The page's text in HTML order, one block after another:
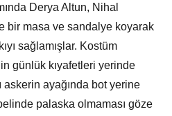
Derya Altun, Nihal
bir masa ve sandalye koyarak
sağlamışlar. Kostüm
günlük kıyafetleri yerinde
askerin ayağında bot yerine
palaska olmaması göze